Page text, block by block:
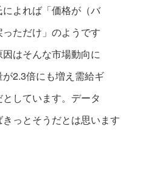
よれば「価格が（バ
ただけ」のようです
はそんな市場動向に
2.3倍にも増え需給ギ
しています。データ
っとそうだとは思います